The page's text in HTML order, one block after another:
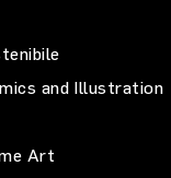
and Illustration
Art